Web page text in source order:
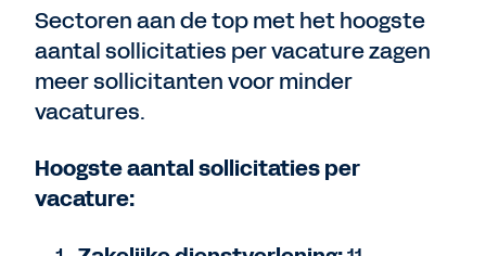
Sectoren aan de top met het hoogste
aantal sollicitaties per vacature zagen
meer sollicitanten voor minder
vacatures.
Hoogste aantal sollicitaties per
vacature: